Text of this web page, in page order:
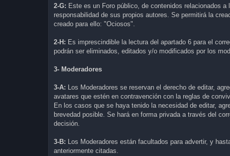
2-G: Este es un Foro público, de contenidos relacionados
responsabilidad de sus propios autores. Se permitirá la
creado para ello: "Ociosos".
2-H: Es imprescindible la lectura del apartado 6 para el
podrán ser eliminados, editados y/o modificados por los
3- Moderadores
3-A: Los Moderadores se reservan el derecho de editar,
avatares que estén en contravención con la reglas de
En los casos que se haya tenido la necesidad de editar,
brevedad posible. Se hará en forma privada a través del
decisión.
3-B: Los Moderadores están facultados para advertir, y
anteriormente citadas.